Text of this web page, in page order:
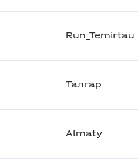
Run_Temirtau
Талгар
Almaty